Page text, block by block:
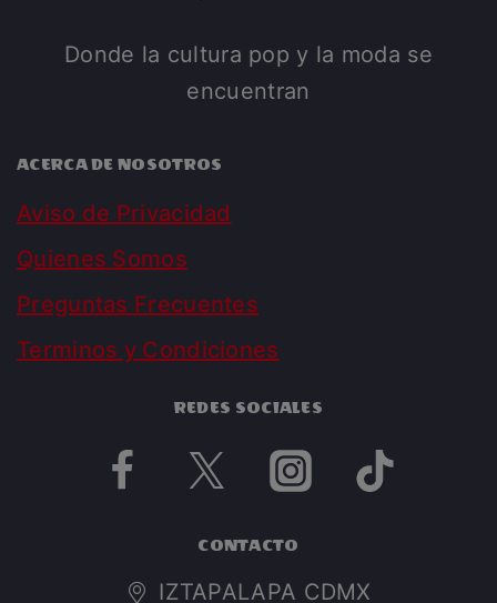
Donde la cultura pop y la moda se
encuentran
ACERCA DE NOSOTROS
Aviso de Privacidad
Quienes Somos
Preguntas Frecuentes
Terminos y Condiciones
REDES SOCIALES
CONTACTO
IZTAPALAPA CDMX